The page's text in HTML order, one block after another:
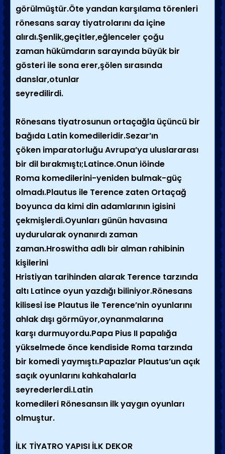
görülmüştür.Öte yandan karşılama törenleri
rönesans saray tiyatrolarını da içine
alırdı.Şenlik,geçitler,eğlenceler çoğu
zaman hükümdarın sarayında büyük bir
gösteri ile sona erer,şölen sırasında
danslar,otunlar
seyredilirdi.
Rönesans tiyatrosunun ortaçağla üçüncü bir
bağıda Latin komedileridir.Sezar’ın
çöken imparatorluğu Avrupa’ya uluslararası
bir dil bırakmıştı;Latince.Onun iöinde
Roma komedilerini-yeniden bulmak-güç
olmadı.Plautus ile Terence zaten Ortaçağ
boyunca da kimi din adamlarının igisini
çekmişlerdi.Oyunları günün havasına
uydurularak oynanırdı zaman
zaman.Hroswitha adlı bir alman rahibinin
kişilerini
Hristiyan tarihinden alarak Terence tarzında
altı Latince oyun yazdığı biliniyor.Rönesans
kilisesi ise Plautus ile Terence’nin oyunlarını
ahlak dışı görmüyor,oynanmalarına
karşı durmuyordu.Papa Pius II papalığa
yükselmede önce kendiside Roma tarzında
bir komedi yaymıştı.Papazlar Plautus’un açık
saçık oyunlarını kahkahalarla
seyrederlerdi.Latin
komedileri Rönesansın ilk yaygın oyunları
olmuştur.
İLK TİYATRO YAPISI İLK DEKOR